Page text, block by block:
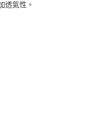
付方式。 讓您購物簡單
轉至「AFTEE先享後付」
透氣性。